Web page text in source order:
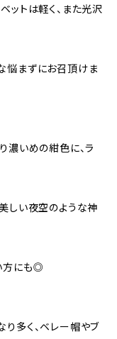
ットは軽く、また光沢
悩まずにお召頂けま
濃いめの紺色に、ラ
しい夜空のような神
方にも◎
多く、ベレー帽やブ